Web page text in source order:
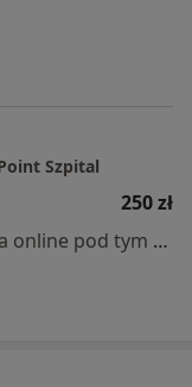
Szpital
250 zł
Specjalista nie oferuje umawiania online pod tym adresem.